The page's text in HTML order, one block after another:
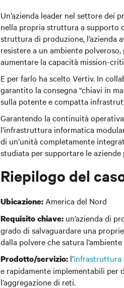
Un’azienda leader nel settore dei
nella propria struttura a supporto
struttura di produzione, l’azienda
resistere a un ambiente
aumentare la capacità mission-
E per farlo ha scelto Vertiv. In
garantito la consegna “chiavi in
sulla potente e compatta
Garantendo la continuità
l’infrastruttura informatica
di un’unità completamente
studiata per supportare le aziende
Riepilogo del
Ubicazione: America del Nord
Requisito chiave: un’azienda di
grado di salvaguardare una
dalla polvere che satura
Prodotto/servizio: l’infrastruttura
e rapidamente implementabili per
l’aggregazione di reti.